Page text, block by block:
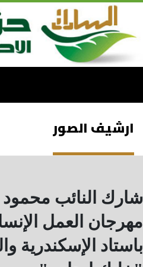
ارشيف الصور
شارك النائب
مهرجان العمل
باستاد الإسكندرية